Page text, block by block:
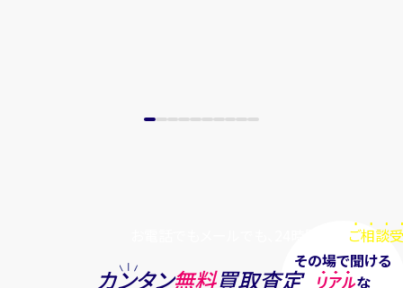
ご相談
その場で聞ける
リアルな
カンタン無料買取査定